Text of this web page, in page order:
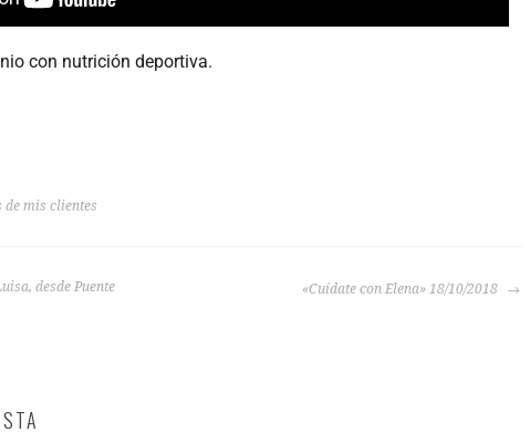
con nutrición deportiva.
de mis clientes
desde Puente
«Cuídate con Elena» 18/10/2018